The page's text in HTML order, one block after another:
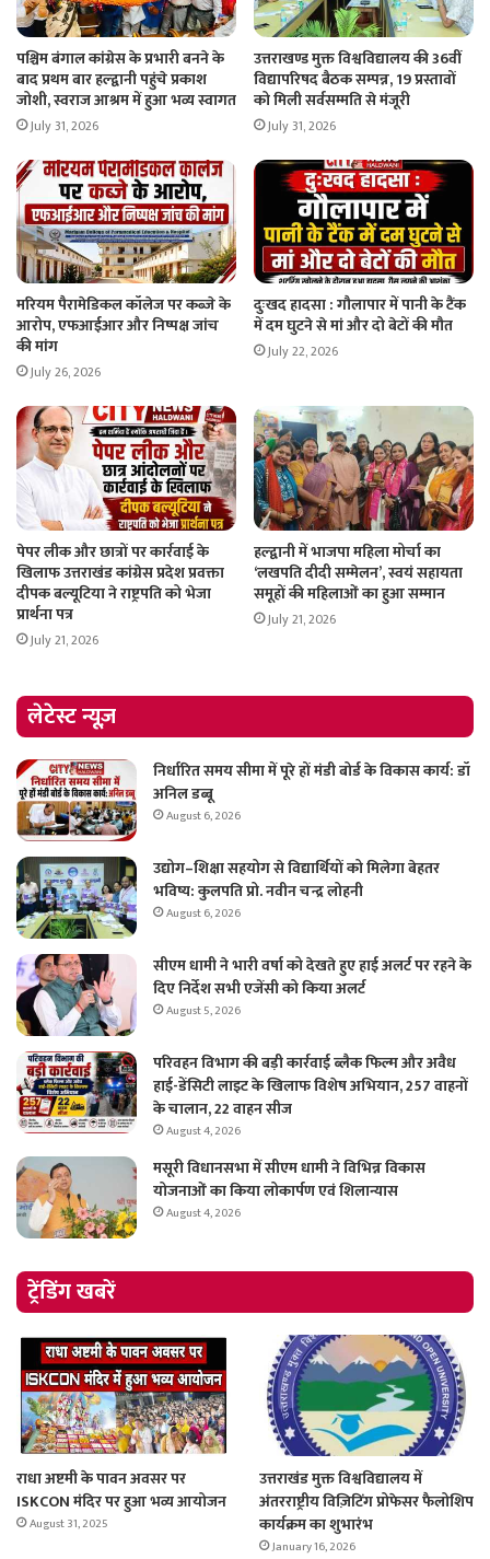
पश्चिम बंगाल कांग्रेस के प्रभारी बनने के
बाद प्रथम बार हल्द्वानी पहुंचे प्रकाश
जोशी, स्वराज आश्रम में हुआ भव्य स्वागत
July 31, 2026
उत्तराखण्ड मुक्त विश्वविद्यालय की 36वीं
विद्यापरिषद बैठक सम्पन्न, 19 प्रस्तावों
को मिली सर्वसम्मति से मंजूरी
July 31, 2026
मरियम पैरामेडिकल कॉलेज पर कब्जे के
आरोप, एफआईआर और निष्पक्ष जांच
की मांग
July 26, 2026
दुःखद हादसा : गौलापार में पानी के टैंक
में दम घुटने से मां और दो बेटों की मौत
July 22, 2026
पेपर लीक और छात्रों पर कार्रवाई के
खिलाफ उत्तराखंड कांग्रेस प्रदेश प्रवक्ता
दीपक बल्यूटिया ने राष्ट्रपति को भेजा
प्रार्थना पत्र
July 21, 2026
हल्द्वानी में भाजपा महिला मोर्चा का
‘लखपति दीदी सम्मेलन’, स्वयं सहायता
समूहों की महिलाओं का हुआ सम्मान
July 21, 2026
लेटेस्ट न्यूज़
निर्धारित समय सीमा में पूरे हों मंडी बोर्ड के विकास कार्य: डॉ
अनिल डब्बू
August 6, 2026
उद्योग–शिक्षा सहयोग से विद्यार्थियों को मिलेगा बेहतर
भविष्य: कुलपति प्रो. नवीन चन्द्र लोहनी
August 6, 2026
सीएम धामी ने भारी वर्षा को देखते हुए हाई अलर्ट पर रहने के
दिए निर्देश सभी एजेंसी को किया अलर्ट
August 5, 2026
परिवहन विभाग की बड़ी कार्रवाई ब्लैक फिल्म और अवैध
हाई-डेंसिटी लाइट के खिलाफ विशेष अभियान, 257 वाहनों
के चालान, 22 वाहन सीज
August 4, 2026
मसूरी विधानसभा में सीएम धामी ने विभिन्न विकास
योजनाओं का किया लोकार्पण एवं शिलान्यास
August 4, 2026
ट्रेंडिंग खबरें
राधा अष्टमी के पावन अवसर पर
ISKCON मंदिर पर हुआ भव्य आयोजन
August 31, 2025
उत्तराखंड मुक्त विश्वविद्यालय में
अंतरराष्ट्रीय विज़िटिंग प्रोफेसर फैलोशिप
कार्यक्रम का शुभारंभ
January 16, 2026